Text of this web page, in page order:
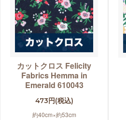
カットクロス Felicity
Fabrics Hemma in
Emerald 610043
473円(税込)
約40cm×約53cm